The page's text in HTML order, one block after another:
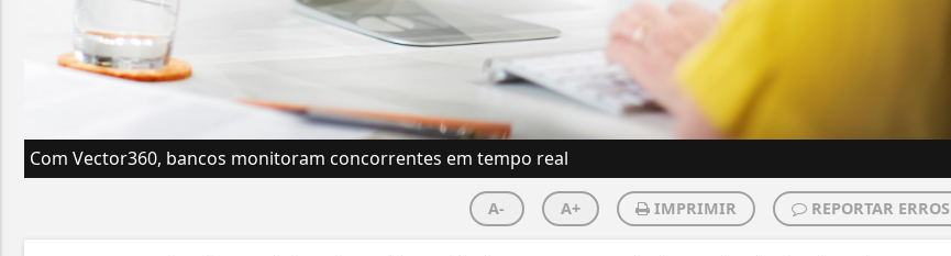
Com Vector360, bancos monitoram concorrentes em tempo real
A- A+ IMPRIMIR REPORTAR ERROS